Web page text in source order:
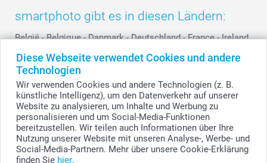
Diese Webseite verwendet Cookies und andere
Technologien
Wir verwenden Cookies und andere Technologien (z. B.
künstliche Intelligenz), um den Datenverkehr auf unserer
Website zu analysieren, um Inhalte und Werbung zu
personalisieren und um Social-Media-Funktionen
bereitzustellen. Wir teilen auch Informationen über Ihre
Nutzung unserer Website mit unseren Analyse-, Werbe- und
Social-Media-Partnern. Mehr über unsere Cookie-Erklärung
finden Sie hier.
smartphoto gibt es in diesen Ländern:
België - Belgique - Danmark - Deutschland - France - Ireland
- Nederland - Norge - Österreich - Schweiz Suisse -
Switzerland - Suomi
Other Countries
Alle Preise verstehen sich in EURO (€) inkl. MwSt. und zzgl. Versandkosten.